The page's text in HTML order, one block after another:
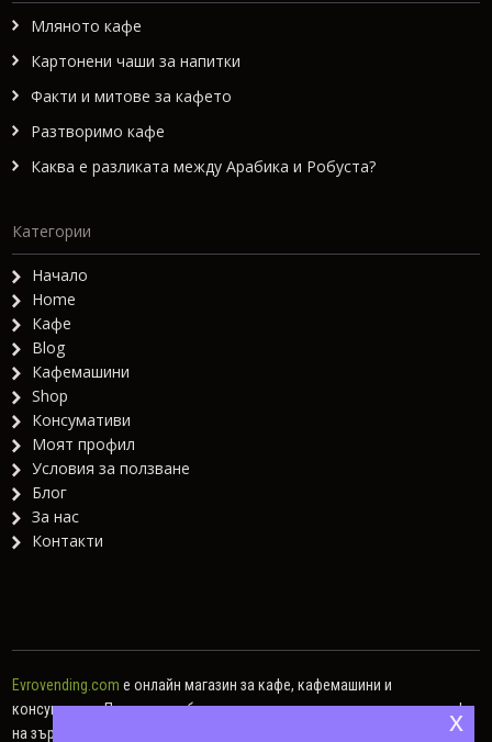
Мляното кафе
Картонени чаши за напитки
Факти и митове за кафето
Разтворимо кафе
Каква е разликата между Арабика и Робуста?
Категории
Начало
Home
Кафе
Blog
Кафемашини
Shop
Консумативи
Моят профил
Условия за ползване
Блог
За нас
Контакти
Evrovending.com е онлайн магазин за кафе, кафемашини и
консумативи. Предлагаме богат асортимент от различни видове кафе
на зърна, кафе капсули, мляно кафе, както и хартиени дози.
x